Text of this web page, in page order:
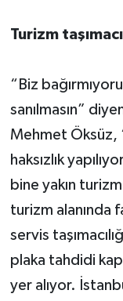
Turizm
“Biz
sanılmasın”
Mehmet Öksüz,
haksızlık
bine yakın
turizm alanında
servis
plaka tahdidi
yer alıyor.